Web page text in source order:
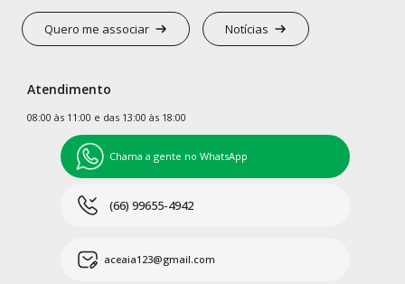
Quero me associar Notícias
Atendimento
08:00 às 11:00 e das 13:00 às 18:00
Chama a gente no WhatsApp
(66) 99655-4942
aceaia123@gmail.com